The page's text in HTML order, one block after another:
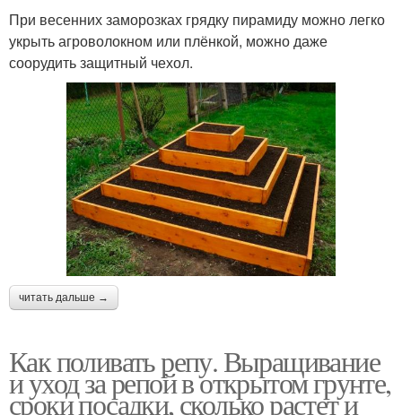
При весенних заморозках грядку пирамиду можно легко
укрыть агроволокном или плёнкой, можно даже
соорудить защитный чехол.
читать дальше →
Как поливать репу. Выращивание
и уход за репой в открытом грунте,
сроки посадки, сколько растет и